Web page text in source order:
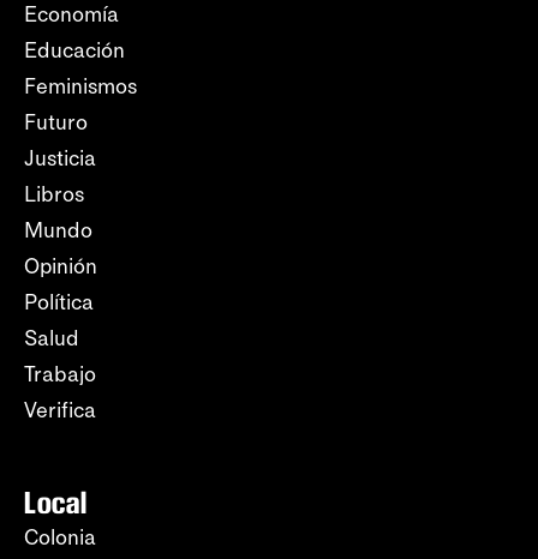
Economía
Educación
Feminismos
Futuro
Justicia
Libros
Mundo
Opinión
Política
Salud
Trabajo
Verifica
Local
Colonia